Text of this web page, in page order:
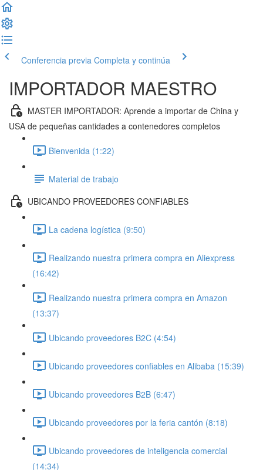
Conferencia previa Completa y continúa
IMPORTADOR MAESTRO
MASTER IMPORTADOR: Aprende a importar de China y
USA de pequeñas cantidades a contenedores completos
Bienvenida (1:22)
Material de trabajo
UBICANDO PROVEEDORES CONFIABLES
La cadena logística (9:50)
Realizando nuestra primera compra en Aliexpress
(16:42)
Realizando nuestra primera compra en Amazon
(13:37)
Ubicando proveedores B2C (4:54)
Ubicando proveedores confiables en Alibaba (15:39)
Ubicando proveedores B2B (6:47)
Ubicando proveedores por la feria cantón (8:18)
Ubicando proveedores de inteligencia comercial
(14:34)